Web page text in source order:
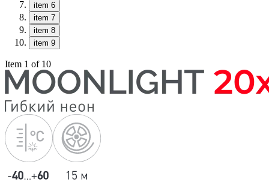
item 6
item 7
item 8
item 9
Item 1 of 10